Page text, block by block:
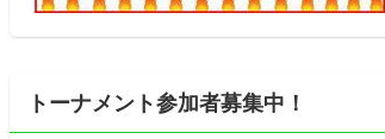
トーナメント参加者募集中！